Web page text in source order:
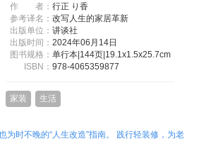
作 者：行正 り香
参考译名：改写人生的家居革新
出版单位：讲谈社
出版时间：2024年06月14日
图书规格：单行本|144页|19.1x1.5x25.7cm
ISBN：978-4065359877
家装 生活
为时不晚的“人生改造”指南。 践行轻装修，为老